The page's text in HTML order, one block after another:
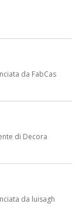
da FabCas
di Decora
da luisagh